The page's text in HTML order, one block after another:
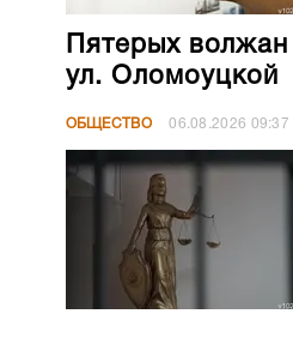
Пятерых
ул. Оломоуцкой
ОБЩЕСТВО 06.08.2026 09:37